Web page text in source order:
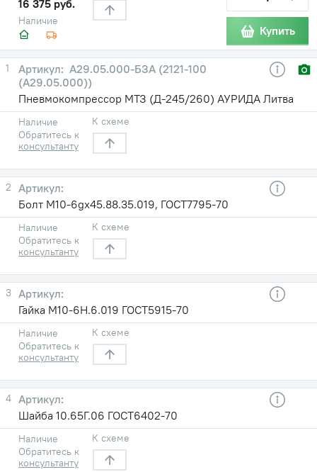
Наличие
16 375 руб.
Купить
1
А29.05.000-БЗА (2121-100
(А29.05.000))
Пневмокомпрессор МТЗ (Д-245/260) АУРИДА Литва
Наличие
Обратитесь к
консультанту
К схеме
2
Болт М10-6gх45.88.35.019, ГОСТ7795-70
Наличие
Обратитесь к
консультанту
К схеме
3
Гайка М10-6Н.6.019 ГОСТ5915-70
Наличие
Обратитесь к
консультанту
К схеме
4
Шайба 10.65Г.06 ГОСТ6402-70
Наличие
Обратитесь к
консультанту
К схеме